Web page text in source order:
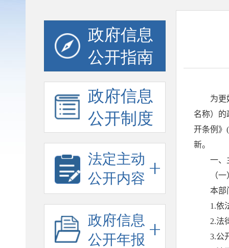
政府信息
公开指南
政府信息
公开制度
法定主动
公开内容
政府信息
公开年报